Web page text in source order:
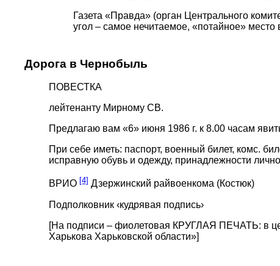
Газета «Правда» (орган Центрального
угол – самое нечитаемое, «потайное» место
Дорога в Чернобыль
ПОВЕСТКА
лейтенанту Мирному СВ.
Предлагаю вам «6» июня 1986 г. к 8.00 часам
При себе иметь: паспорт, военный билет, комс.
исправную обувь и одежду, принадлежности
ВРИО [4] Дзержинский райвоенкома (Костюк)
Подполковник ‹кудрявая подпись›
[На подписи – фиолетовая КРУГЛАЯ ПЕЧАТЬ: в
Харькова Харьковской области»]